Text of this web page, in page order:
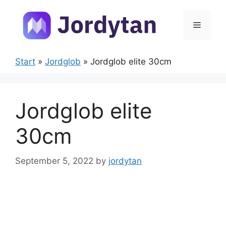
content
Menu
Start » Jordglob » Jordglob elite 30cm
Jordglob elite
30cm
September 5, 2022 by jordytan